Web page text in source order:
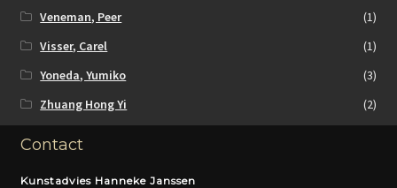
Veneman, Peer
(1)
Visser, Carel
(1)
Yoneda, Yumiko
(3)
Zhuang Hong Yi
(2)
Contact
Kunstadvies Hanneke Janssen